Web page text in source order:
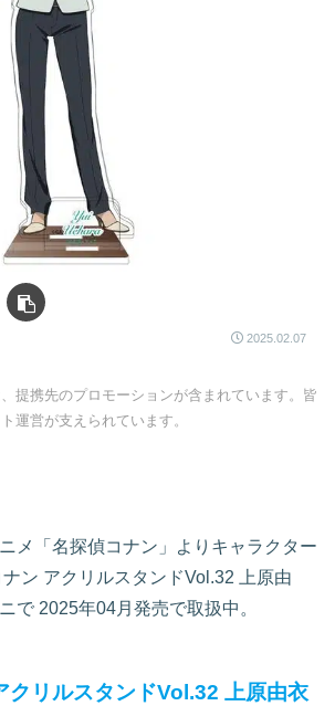
2025.02.07
提携先のプロモーションが含まれています。皆
運営が支えられています。
メ「名探偵コナン」よりキャラクター
ン アクリルスタンドVol.32 上原由
で 2025年04月発売で取扱中。
クリルスタンドVol.32 上原由衣